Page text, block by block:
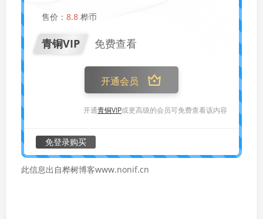
售价： 8.8 桦币
青铜VIP 免费查看
开通会员
开通青铜VIP或更高级的会员可免费查看该内容
免登录购买
此信息出自桦树博客www.nonif.cn